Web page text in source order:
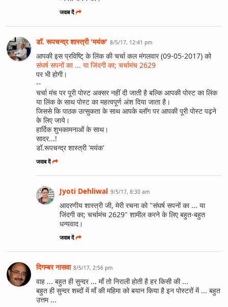
जवाब दें
डॉ. रूपचन्द्र शास्त्री 'मयंक' 8/5/17, 12:41 pm
आपकी इस प्रविष्टि् के लिंक की चर्चा कल मंगलवार (09-05-2017) को
संघर्ष सपनों का ... या जिंदगी का; चर्चामंच 2629
पर भी होगी।
--
चर्चा मंच पर पूरी पोस्ट अक्सर नहीं दी जाती है बल्कि आपकी पोस्ट का लिंक
या लिंक के साथ पोस्ट का महत्वपूर्ण अंश दिया जाता है।
जिससे कि पाठक उत्सुकता के साथ आपके ब्लॉग पर आपकी पूरी पोस्ट पढ़ने
के लिए जाये।
हार्दिक शुभकामनाओं के साथ।
सादर...!
डॉ.रूपचन्द्र शास्त्री 'मयंक'
जवाब दें
Jyoti Dehliwal 9/5/17, 8:30 am
आदरणीय शास्त्री जी, मेरी रचना को "संघर्ष सपनों का ... या
जिंदगी का; चर्चामंच 2629" शामील करने के लिए बहुत-बहुत
धन्यवाद।
जवाब दें
दिगम्बर नासवा 8/5/17, 2:56 pm
वाह ... बहुत ही सुन्दर ... माँ तो निराली होती है हर किसी की ...
बहुत ही सुन्दर शब्दों में माँ की महिमा को बयान किया है इन पोस्टरों में ... बहुत
उत्तम ...